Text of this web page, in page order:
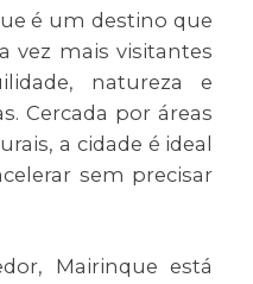
é um destino que
vez mais visitantes
natureza e
Cercada por áreas
a cidade é ideal
sem precisar
Mairinque está